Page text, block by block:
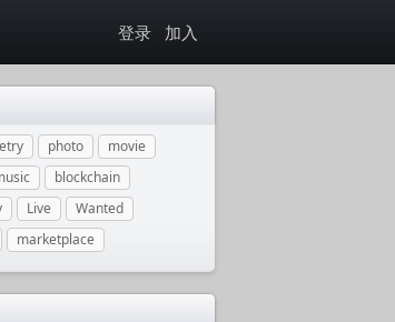
登录 加入
photo
movie
blockchain
Live
Wanted
marketplace